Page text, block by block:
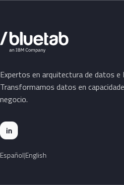
Expertos en arquitectura de datos e
Transformamos datos en
negocio.
in
Español English